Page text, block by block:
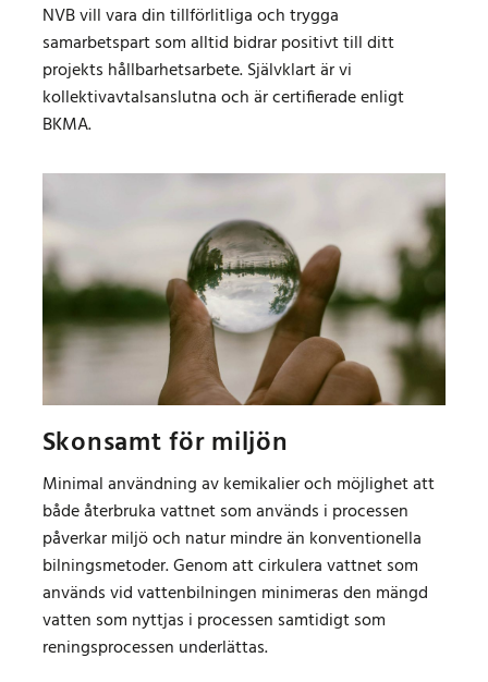
NVB vill vara din tillförlitliga och trygga
samarbetspart som alltid bidrar positivt till ditt
projekts hållbarhetsarbete. Självklart är vi
kollektivavtalsanslutna och är certifierade enligt
BKMA.
Skonsamt för miljön
Minimal användning av kemikalier och möjlighet att
både återbruka vattnet som används i processen
påverkar miljö och natur mindre än konventionella
bilningsmetoder. Genom att cirkulera vattnet som
används vid vattenbilningen minimeras den mängd
vatten som nyttjas i processen samtidigt som
reningsprocessen underlättas.